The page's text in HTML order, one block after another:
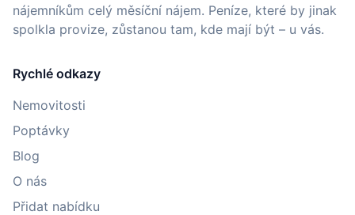
nájemníkům celý měsíční nájem. Peníze, které by jinak
spolkla provize, zůstanou tam, kde mají být – u vás.
Rychlé odkazy
Nemovitosti
Poptávky
Blog
O nás
Přidat nabídku